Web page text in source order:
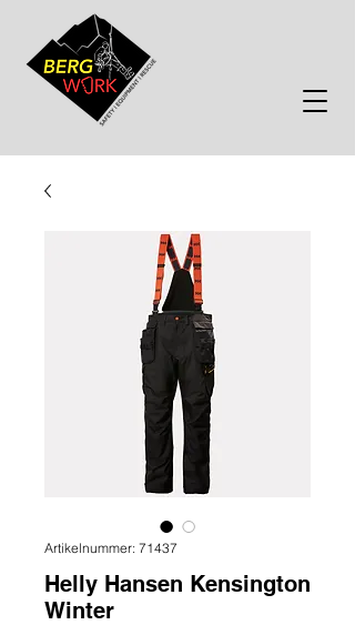
Artikelnummer: 71437
Helly Hansen Kensington
Winter